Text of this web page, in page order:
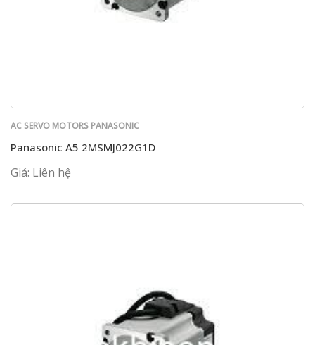
AC SERVO MOTORS PANASONIC
Panasonic A5 2MSMJ022G1D
Giá: Liên hệ